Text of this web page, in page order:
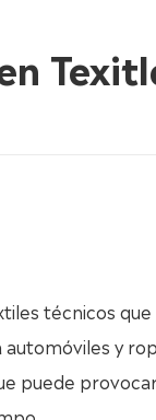
técnicos que
y
puede